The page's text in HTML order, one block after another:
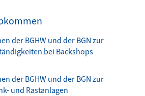
der BGHW und der BGN zur
bei Backshops
der BGHW und der BGN zur
und Rastanlagen